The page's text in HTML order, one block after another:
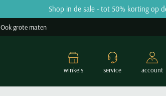
Shop in de sale - tot 50% korting op
Ook grote maten
winkels service account